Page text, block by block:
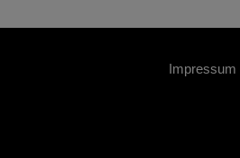
Impressum